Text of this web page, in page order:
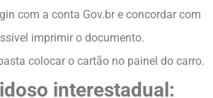
com a conta Gov.br e concordar com
imprimir o documento.
colocar o cartão no painel do carro.
interestadual: